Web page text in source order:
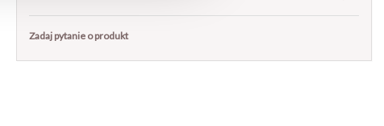
Zadaj pytanie o produkt